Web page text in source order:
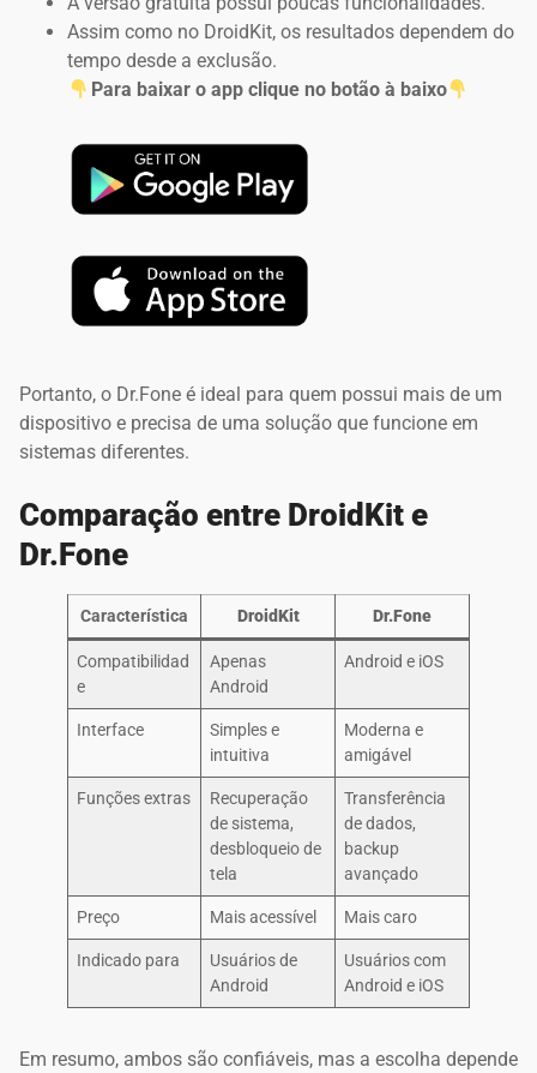
Assim como no DroidKit, os resultados dependem do
tempo desde a exclusão.
Para baixar o app clique no botão à baixo
Portanto, o Dr.Fone é ideal para quem possui mais de um
dispositivo e precisa de uma solução que funcione em
sistemas diferentes.
Comparação entre DroidKit e
Dr.Fone
Característica DroidKit Dr.Fone
Compatibilidad
e
Apenas
Android
Android e iOS
Interface
Simples e
intuitiva
Moderna e
amigável
Funções extras
Recuperação
de sistema,
desbloqueio de
tela
Transferência
de dados,
backup
avançado
Preço Mais acessível Mais caro
Indicado para
Usuários de
Android
Usuários com
Android e iOS
Em resumo, ambos são confiáveis, mas a escolha depende